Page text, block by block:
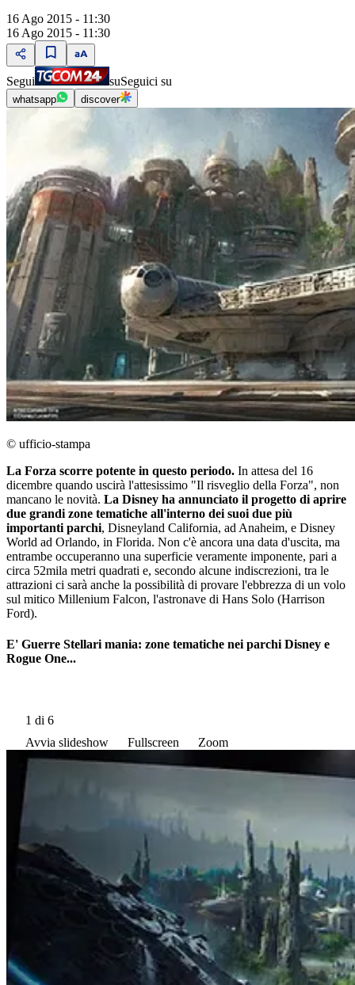
16 Ago 2015 - 11:30
16 Ago 2015 - 11:30
Segui suSeguici su
whatsapp discover
© ufficio-stampa
La Forza scorre potente in questo periodo. In attesa del 16
dicembre quando uscirà l'attesissimo "Il risveglio della Forza", non
mancano le novità. La Disney ha annunciato il progetto di aprire
due grandi zone tematiche all'interno dei suoi due più
importanti parchi, Disneyland California, ad Anaheim, e Disney
World ad Orlando, in Florida. Non c'è ancora una data d'uscita, ma
entrambe occuperanno una superficie veramente imponente, pari a
circa 52mila metri quadrati e, secondo alcune indiscrezioni, tra le
attrazioni ci sarà anche la possibilità di provare l'ebbrezza di un volo
sul mitico Millenium Falcon, l'astronave di Hans Solo (Harrison
Ford).
E' Guerre Stellari mania: zone tematiche nei parchi Disney e
Rogue One...
1 di 6
Avvia slideshow
Fullscreen Zoom